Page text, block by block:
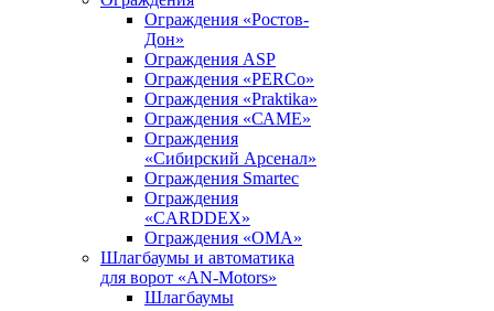
Ограждения «Ростов-
Дон»
Ограждения ASP
Ограждения «PERCo»
Ограждения «Praktika»
Ограждения «САМЕ»
Ограждения
«Сибирский Арсенал»
Ограждения Smartec
Ограждения
«CARDDEX»
Ограждения «ОМА»
Шлагбаумы и автоматика
для ворот «AN-Motors»
Шлагбаумы